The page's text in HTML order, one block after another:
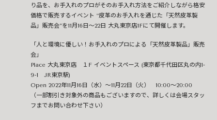
り品を、お手入れのプロがそのお手入れ方法をご紹介しながら格安
価格で販売するイベント “皮革のお手入れを通じた「天然皮革製
品」販売会”を11月16日～22日 大丸東京店1Fにて開催します。
「人と環境に優しい！お手入れのプロによる「天然皮革製品」販売
会」
Place 大丸東京店 １F イベントスペース (東京都千代田区丸の内1-
9-1 JR東京駅)
Open 2022年11月16日（水）～11月22日（火） 10:00～20:00
（一部割引き対象外の商品もございますので、詳しくは会場スタッ
フまでお問い合わせ下さい）